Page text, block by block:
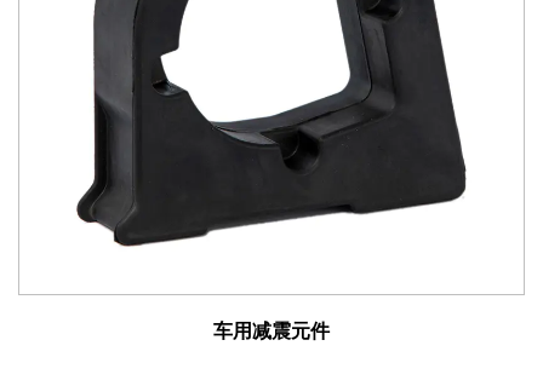
工程机械：挖掘机、推土机和起重机依靠我们的减震元件
来较大限度地减少振动引起的疲劳，延长设备使用寿命和
操作员舒适度。
农业设备：配备我们减震元件的拖拉机、收割机和农具可
减少颠簸和振动，从而提高生产率和操作员满意度。
工业机械：从叉车到采矿设备，我们的减震元件有助于在
各种工业环境中实现更平稳的操作、提高安全性并降低维
车用减震元件的好处：
车用减震元件